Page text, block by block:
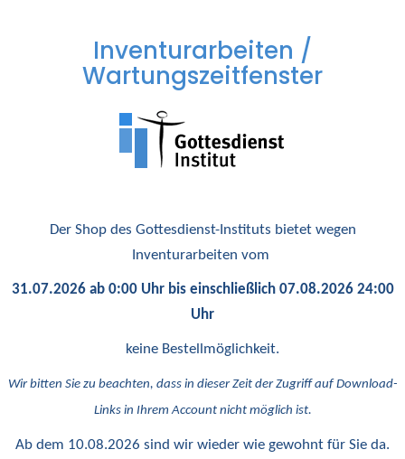
Inventurarbeiten /
Wartungszeitfenster
Der Shop des Gottesdienst-Instituts bietet wegen
Inventurarbeiten vom
31.07.2026 ab 0:00 Uhr bis einschließlich 07.08.2026 24:00
Uhr
keine Bestellmöglichkeit.
Wir bitten Sie zu beachten, dass in dieser Zeit der Zugriff auf Download-
Links in Ihrem Account nicht möglich ist.
Ab dem 10.08.2026 sind wir wieder wie gewohnt für Sie da.